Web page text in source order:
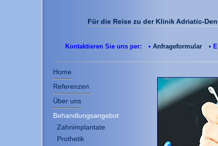
Für die Reise zu der Klinik Adriatic-
Kontaktieren Sie uns per: • Anfrageformular •
Home
Referenzen
Über uns
Behandlungsangebot
Zahnimplantate
Prothetik